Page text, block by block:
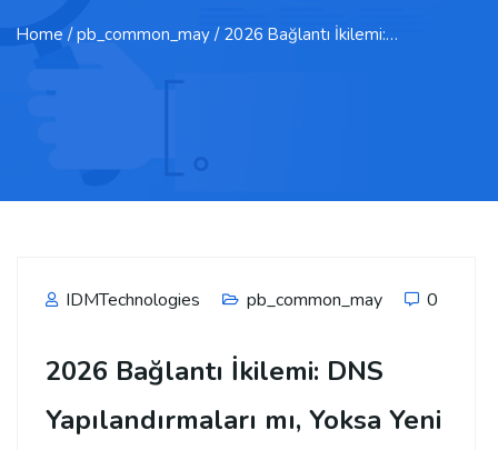
Home / pb_common_may / 2026 Bağlantı İkilemi:…
IDMTechnologies pb_common_may 0
2026 Bağlantı İkilemi: DNS
Yapılandırmaları mı, Yoksa Yeni